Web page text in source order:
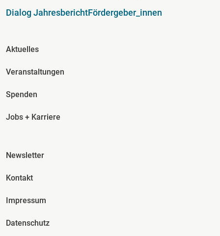
Dialog JahresberichtFördergeber_innen
Fusszeile Spalte 2
Aktuelles
Veranstaltungen
Spenden
Jobs + Karriere
Fusszeile Spalte 3
Newsletter
Kontakt
Impressum
Datenschutz